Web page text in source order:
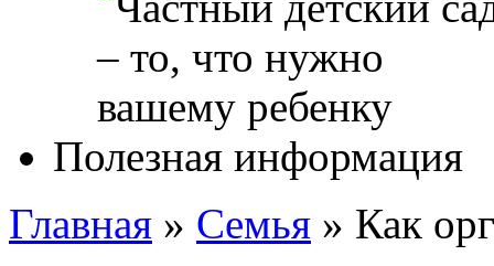
Полезная информация
Главная » Cемья » Как